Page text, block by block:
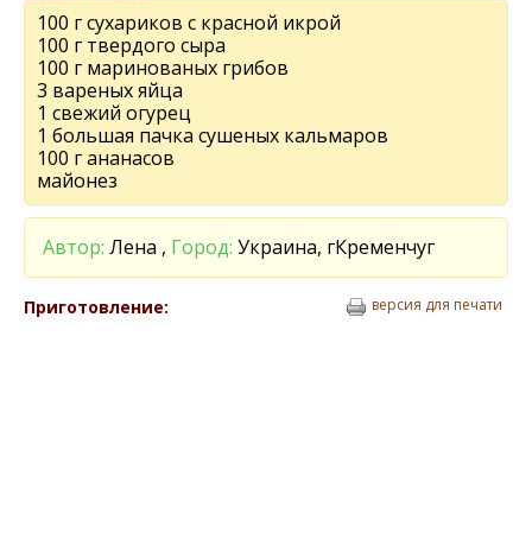
100 г сухариков с красной икрой
100 г твердого сыра
100 г маринованых грибов
3 вареных яйца
1 свежий огурец
1 большая пачка сушеных кальмаров
100 г ананасов
майонез
Автор: Лена , Город: Украина, гКременчуг
Приготовление: версия для печати